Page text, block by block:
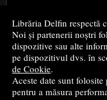
Librăria Delfin respectă
Noi și partenerii noștri
dispozitive sau alte
pe dispozitivul dvs. în
de Cookie.
Aceste date sunt
pentru a măsura
Cele mai bune cărți
Top cărți beletristică